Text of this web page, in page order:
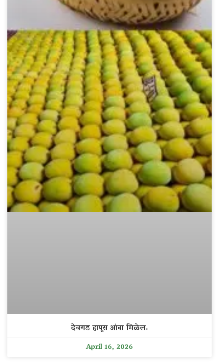
देवगड हापूस आंबा मिळेल.
April 16, 2026